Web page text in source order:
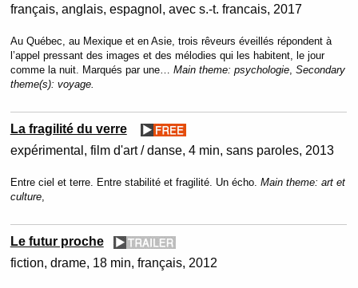
français, anglais, espagnol, avec s.-t. francais 2017
Au Québec, au Mexique et en Asie, trois rêveurs éveillés répondent à
l’appel pressant des images et des mélodies qui les habitent, le jour
comme la nuit. Marqués par une… Main theme: psychologie, Secondary
theme(s): voyage.
La fragilité du verre
expérimental, film d'art / danse 4 min sans paroles 2013
Entre ciel et terre. Entre stabilité et fragilité. Un écho. Main theme: art et
culture,
Le futur proche
fiction drame 18 min français 2012